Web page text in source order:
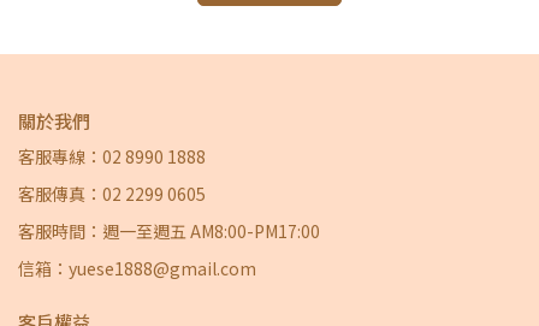
關於我們
客服專線：02 8990 1888
客服傳真：02 2299 0605
客服時間：週一至週五 AM8:00-PM17:00
信箱：yuese1888@gmail.com